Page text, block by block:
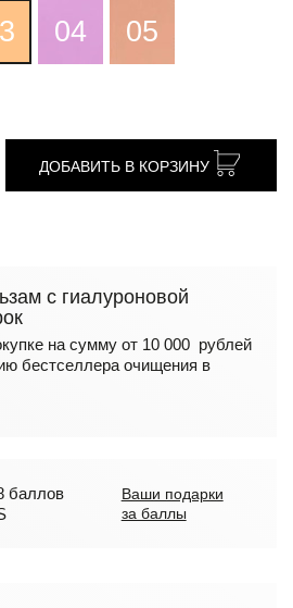
04 05
ДОБАВИТЬ В КОРЗИНУ
с гиалуроновой
на сумму от 10 000 рублей
бестселлера очищения в
баллов
Ваши подарки
за баллы